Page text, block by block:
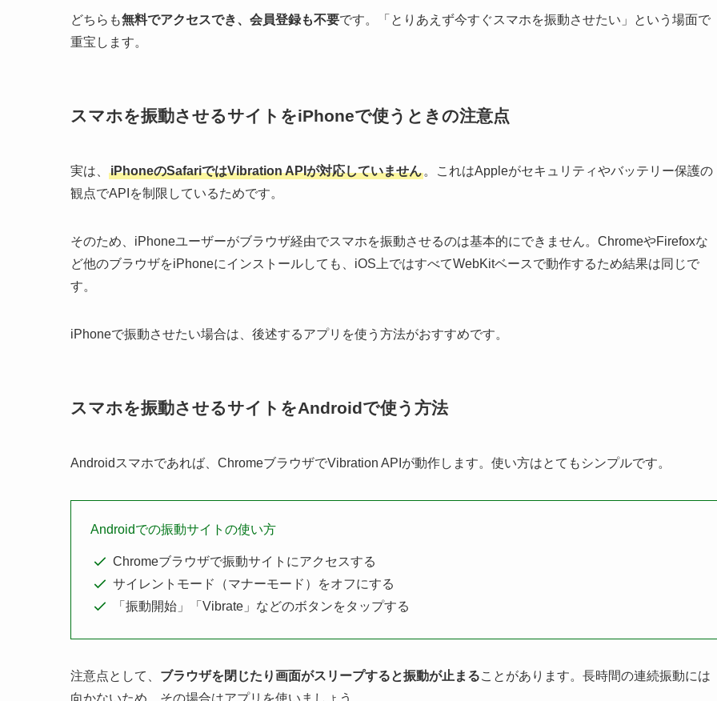
どちらも無料でアクセスでき、会員登録も不要です。「とりあえず今すぐスマホを振動させたい」という場面で
重宝します。
スマホを振動させるサイトをiPhoneで使うときの注意点
実は、 iPhoneのSafariではVibration APIが対応していません 。これはAppleがセキュリティやバッテリー保護の
観点でAPIを制限しているためです。
そのため、iPhoneユーザーがブラウザ経由でスマホを振動させるのは基本的にできません。ChromeやFirefoxな
ど他のブラウザをiPhoneにインストールしても、iOS上ではすべてWebKitベースで動作するため結果は同じで
す。
iPhoneで振動させたい場合は、後述するアプリを使う方法がおすすめです。
スマホを振動させるサイトをAndroidで使う方法
Androidスマホであれば、ChromeブラウザでVibration APIが動作します。使い方はとてもシンプルです。
Androidでの振動サイトの使い方
Chromeブラウザで振動サイトにアクセスする
サイレントモード（マナーモード）をオフにする
「振動開始」「Vibrate」などのボタンをタップする
注意点として、 ブラウザを閉じたり画面がスリープすると振動が止まることがあります。長時間の連続振動には